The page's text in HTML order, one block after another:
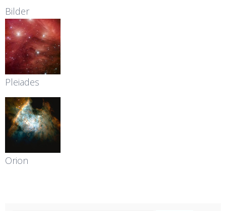
Bilder
Pleiades
Orion